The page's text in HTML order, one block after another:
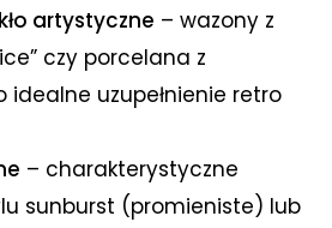
artystyczne – wazony z
czy porcelana z
idealne uzupełnienie retro
– charakterystyczne
sunburst (promieniste) lub